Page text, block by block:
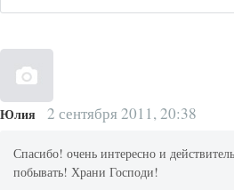
Юлия 2 сентября 2011, 20:38
Спасибо! очень интересно и
побывать! Храни Господи!